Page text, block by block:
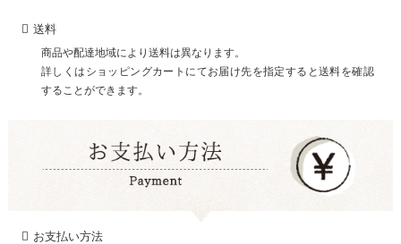
送料
商品や配達地域により送料は異なります。
詳しくはショッピングカートにてお届け先を指定すると送料を確認
することができます。
お支払い方法